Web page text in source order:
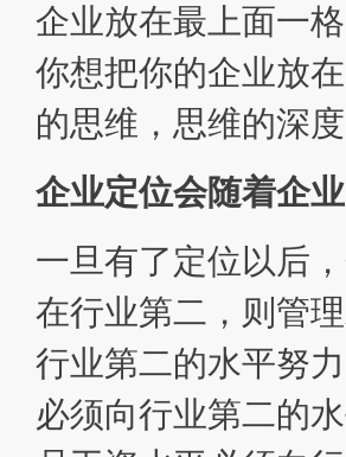
企业放在最上面一
你想把你的企业放
的思维，思维的深
企业定位会随着企
一旦有了定位以后
在行业第二，则管
行业第二的水平努
必须向行业第二的